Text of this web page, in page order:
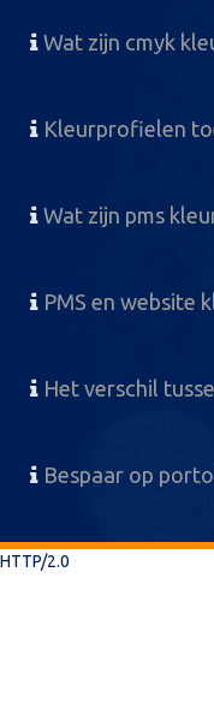
Wat zijn cmyk
Kleurprofielen
Wat zijn pms
PMS en website
Het verschil
Bespaar op
HTTP/2.0